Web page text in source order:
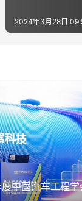
2024年3月28日
中国汽车工程学